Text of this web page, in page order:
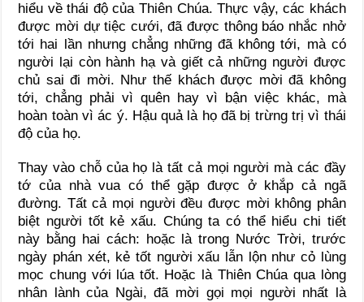
hiểu về thái độ của Thiên Chúa. Thực vậy, các khách
được mời dự tiệc cưới, đã được thông báo nhắc nhở
tới hai lần nhưng chẳng những đã không tới, mà có
người lại còn hành hạ và giết cả những người được
chủ sai đi mời. Như thế khách được mời đã không
tới, chẳng phải vì quên hay vì bận việc khác, mà
hoàn toàn vì ác ý. Hậu quả là họ đã bị trừng trị vì thái
độ của họ.
Thay vào chỗ của họ là tất cả mọi người mà các đầy
tớ của nhà vua có thể gặp được ở khắp cả ngã
đường. Tất cả mọi người đều được mời không phân
biệt người tốt kẻ xấu. Chúng ta có thể hiểu chi tiết
này bằng hai cách: hoặc là trong Nước Trời, trước
ngày phán xét, kẻ tốt người xấu lẫn lộn như cỏ lùng
mọc chung với lúa tốt. Hoặc là Thiên Chúa qua lòng
nhân lành của Ngài, đã mời gọi mọi người nhất là